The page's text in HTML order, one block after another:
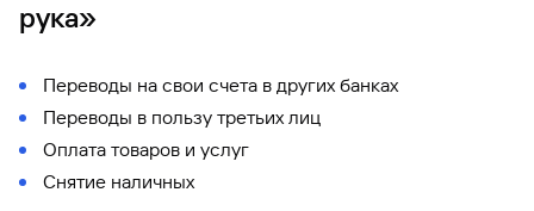
рука»
Переводы на свои счета в других банках
Переводы в пользу третьих лиц
Оплата товаров и услуг
Снятие наличных